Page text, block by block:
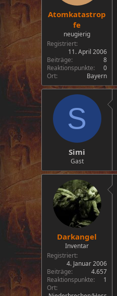
Atomkatastrop
fe
neugierig
Registriert
11. April 2006
Beiträge
8
Reaktionspunkte
0
Ort
Bayern
S
Simi
Gast
Darkangel
Inventar
Registriert
4. Januar 2006
Beiträge
4.657
Reaktionspunkte
1
Ort